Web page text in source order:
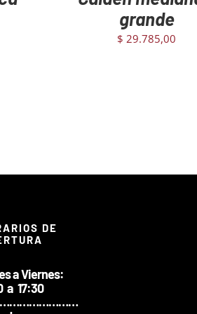
grande
$ 29.785,00
DE
a Viernes:
a 17:30